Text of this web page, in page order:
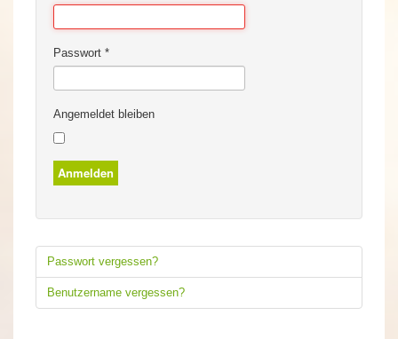
Passwort *
Angemeldet bleiben
Anmelden
Passwort vergessen?
Benutzername vergessen?